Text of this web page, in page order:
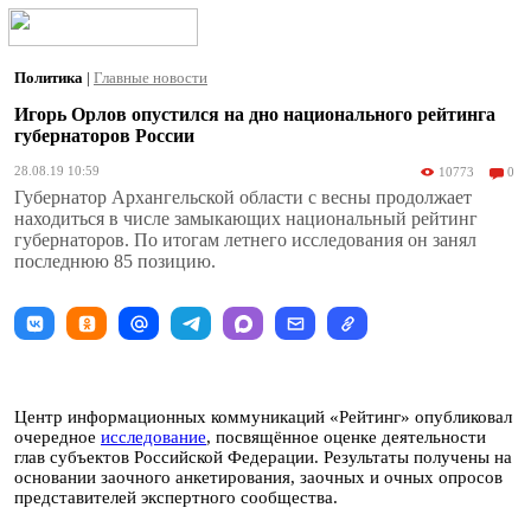
Политика | Главные новости
Игорь Орлов опустился на дно национального рейтинга
губернаторов России
28.08.19 10:59 10773 0
Губернатор Архангельской области с весны продолжает
находиться в числе замыкающих национальный рейтинг
губернаторов. По итогам летнего исследования он занял
последнюю 85 позицию.
Центр информационных коммуникаций «Рейтинг» опубликовал
очередное исследование, посвящённое оценке деятельности
глав субъектов Российской Федерации. Результаты получены на
основании заочного анкетирования, заочных и очных опросов
представителей экспертного сообщества.